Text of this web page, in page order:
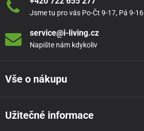
Jsme tu pro vás Po-Čt 9-17, Pá 9-16
service@i-living.cz
Napište nám kdykoliv
Vše o nákupu
Užitečné informace